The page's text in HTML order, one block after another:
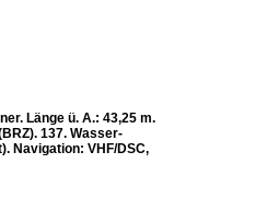
Länge ü. A.: 43,25 m.
137. Wasser­
Navigation: VHF/DSC,